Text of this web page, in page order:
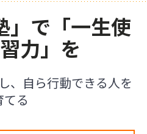
」で「一生使
力」を
、自ら行動できる人を
てる